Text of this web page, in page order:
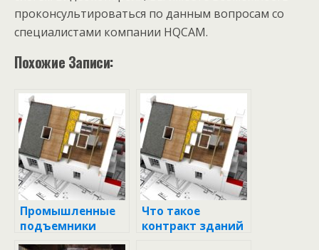
проконсультироваться по данным вопросам со
специалистами компании HQCAM.
Похожие Записи:
Промышленные
подъемники
(лифты)
Что такое
контракт зданий